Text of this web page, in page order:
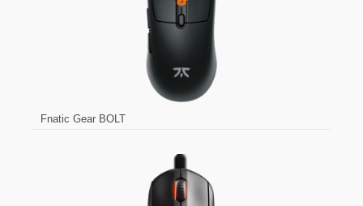
Fnatic Gear BOLT